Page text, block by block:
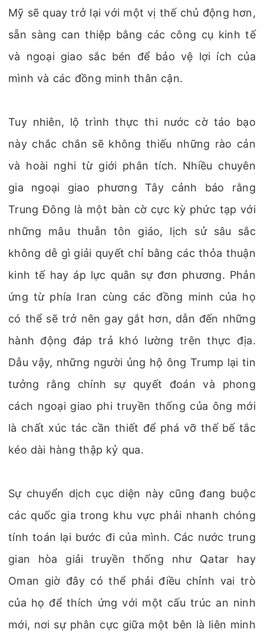
Mỹ sẽ quay trở lại với một vị thế chủ động hơn,
sẵn sàng can thiệp bằng các công cụ kinh tế
và ngoại giao sắc bén để bảo vệ lợi ích của
mình và các đồng minh thân cận.
Tuy nhiên, lộ trình thực thi nước cờ táo bạo
này chắc chắn sẽ không thiếu những rào cản
và hoài nghi từ giới phân tích. Nhiều chuyên
gia ngoại giao phương Tây cảnh báo rằng
Trung Đông là một bàn cờ cực kỳ phức tạp với
những mâu thuẫn tôn giáo, lịch sử sâu sắc
không dễ gì giải quyết chỉ bằng các thỏa thuận
kinh tế hay áp lực quân sự đơn phương. Phản
ứng từ phía Iran cùng các đồng minh của họ
có thể sẽ trở nên gay gắt hơn, dẫn đến những
hành động đáp trả khó lường trên thực địa.
Dẫu vậy, những người ủng hộ ông Trump lại tin
tưởng rằng chính sự quyết đoán và phong
cách ngoại giao phi truyền thống của ông mới
là chất xúc tác cần thiết để phá vỡ thế bế tắc
kéo dài hàng thập kỷ qua.
Sự chuyển dịch cục diện này cũng đang buộc
các quốc gia trong khu vực phải nhanh chóng
tính toán lại bước đi của mình. Các nước trung
gian hòa giải truyền thống như Qatar hay
Oman giờ đây có thể phải điều chỉnh vai trò
của họ để thích ứng với một cấu trúc an ninh
mới, nơi sự phân cực giữa một bên là liên minh